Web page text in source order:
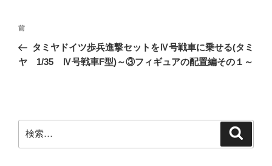
投
ナ
シ
ョ
前
の
投
前
タミヤドイツ歩兵進撃セットをⅣ号戦車に乗せる(タミ
ヤ 1/35 Ⅳ号戦車F型)～③フィギュアの配置編その１～
索: